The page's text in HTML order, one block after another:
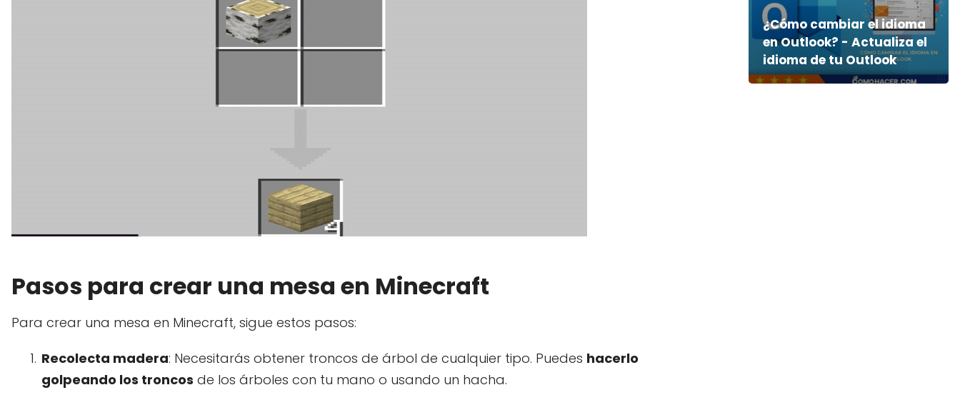
Pasos para crear una mesa en Minecraft
Para crear una mesa en Minecraft, sigue estos pasos:
Recolecta madera: Necesitarás obtener troncos de árbol de cualquier tipo. Puedes hacerlo
golpeando los troncos de los árboles con tu mano o usando un hacha.
¿Cómo cambiar el idioma
en Outlook? - Actualiza el
idioma de tu Outlook